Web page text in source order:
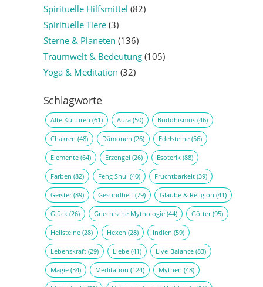
Spirituelle Hilfsmittel (82)
Spirituelle Tiere(3)
Sterne & Planeten (136)
Traumwelt & Bedeutung(105)
Yoga & Meditation (32)
Schlagworte
Alte Kulturen (61) Aura(50) Buddhismus(46)
Chakren (48) Dämonen (26) Edelsteine(56)
Elemente(64) Erzengel (26) Esoterik(88)
Farben (82) Feng Shui (40) Fruchtbarkeit(39)
Geister(89) Gesundheit(79) Glaube & Religion (41)
Glück(26) Griechische Mythologie(44) Götter(95)
Heilsteine(28) Hexen (28) Indien (59)
Lebenskraft(29) Liebe(41) Live-Balance(83)
Magie(34) Meditation (124) Mythen (48)